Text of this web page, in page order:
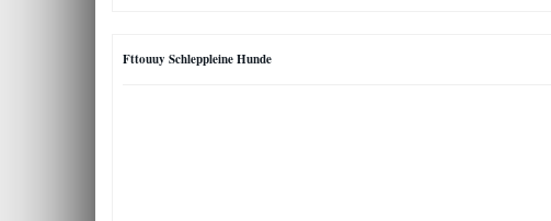
Fttouuy Schleppleine Hunde